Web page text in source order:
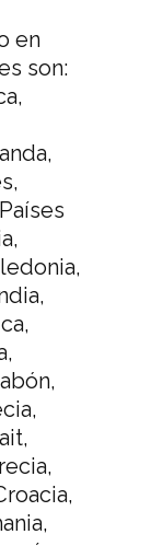
en
son: